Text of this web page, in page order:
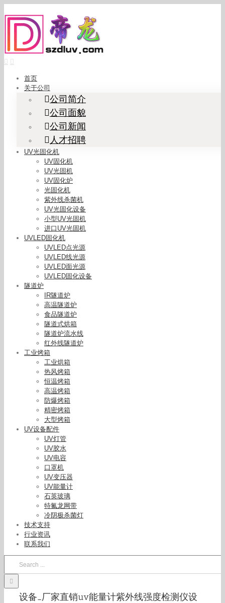
to
content
首页
关于公司
公司简介
公司面貌
公司新闻
人才招聘
UV光固化机
UV固化机
UV光固机
UV固化炉
光固化机
紫外线杀菌机
UV光固化设备
小型UV光固机
进口UV光固机
UVLED固化机
UVLED点光源
UVLED线光源
UVLED面光源
UVLED固化设备
隧道炉
IR隧道炉
高温隧道炉
食品隧道炉
隧道式烘箱
隧道炉流水线
红外线隧道炉
工业烤箱
工业烘箱
热风烤箱
恒温烤箱
高温烤箱
防爆烤箱
精密烤箱
大型烤箱
UV设备配件
UV灯管
UV胶水
UV电容
口罩机
UV变压器
UV能量计
石英玻璃
特氟龙网带
冷阴极杀菌灯
技术支持
行业资讯
联系我们
设备_厂家直销uv能量计紫外线强度检测仪设